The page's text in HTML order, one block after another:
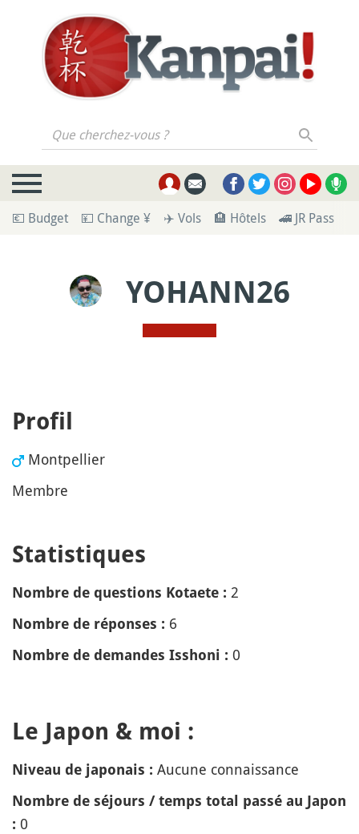
Que cherchez-vous ?
💶 Budget 💴 Change ¥ ✈️ Vols 🏨 Hôtels 🚄 JR Pass
YOHANN26
Profil
Montpellier
Membre
Statistiques
Nombre de questions Kotaete : 2
Nombre de réponses : 6
Nombre de demandes Isshoni : 0
Le Japon & moi :
Niveau de japonais : Aucune connaissance
Nombre de séjours / temps total passé au Japon
: 0